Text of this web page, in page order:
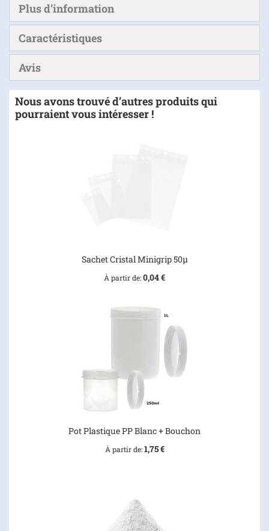
Plus d’information
Caractéristiques
Avis
Nous avons trouvé d’autres produits qui
pourraient vous intéresser !
Sachet Cristal Minigrip 50µ
À partir de 0,04 €
Pot Plastique PP Blanc + Bouchon
À partir de 1,75 €